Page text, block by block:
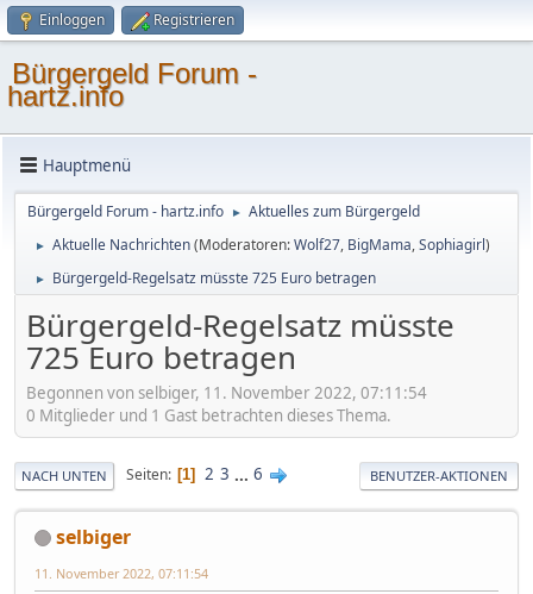
Einloggen Registrieren
Bürgergeld Forum -
hartz.info
Hauptmenü
Bürgergeld Forum - hartz.info ► Aktuelles zum Bürgergeld
► Aktuelle Nachrichten(Moderatoren:Wolf27, BigMama,Sophiagirl)
► Bürgergeld-Regelsatz müsste 725 Euro betragen
Bürgergeld-Regelsatz müsste
725 Euro betragen
Begonnen von selbiger, 11. November 2022, 07:11:54
0 Mitglieder und 1 Gast betrachten dieses Thema.
NACH UNTEN Seiten 1 2 3 ... 6 BENUTZER-AKTIONEN
selbiger
11. November 2022, 07:11:54